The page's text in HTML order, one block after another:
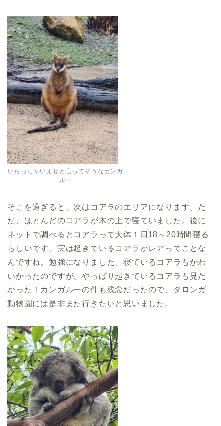
いらっしゃいませと言ってそうなカンガ
ルー
そこを過ぎると、次はコアラのエリアになります。た
だ、ほとんどのコアラが木の上で寝ていました。後に
ネットで調べるとコアラって大体１日18～20時間寝る
らしいです。実は起きているコアラがレアってことな
んですね。勉強になりました。寝ているコアラもかわ
いかったのですが、やっぱり起きているコアラも見た
かった！カンガルーの件も残念だったので、タロンガ
動物園には是非また行きたいと思いました。